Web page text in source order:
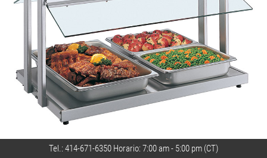
Tel.: 414-671-6350 Horario: 7:00 am - 5:00 pm (CT)